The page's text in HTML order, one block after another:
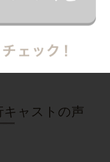
見る
キャストの声